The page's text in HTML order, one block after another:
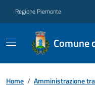
Regione Piemonte
Comune
Home / Amministrazione